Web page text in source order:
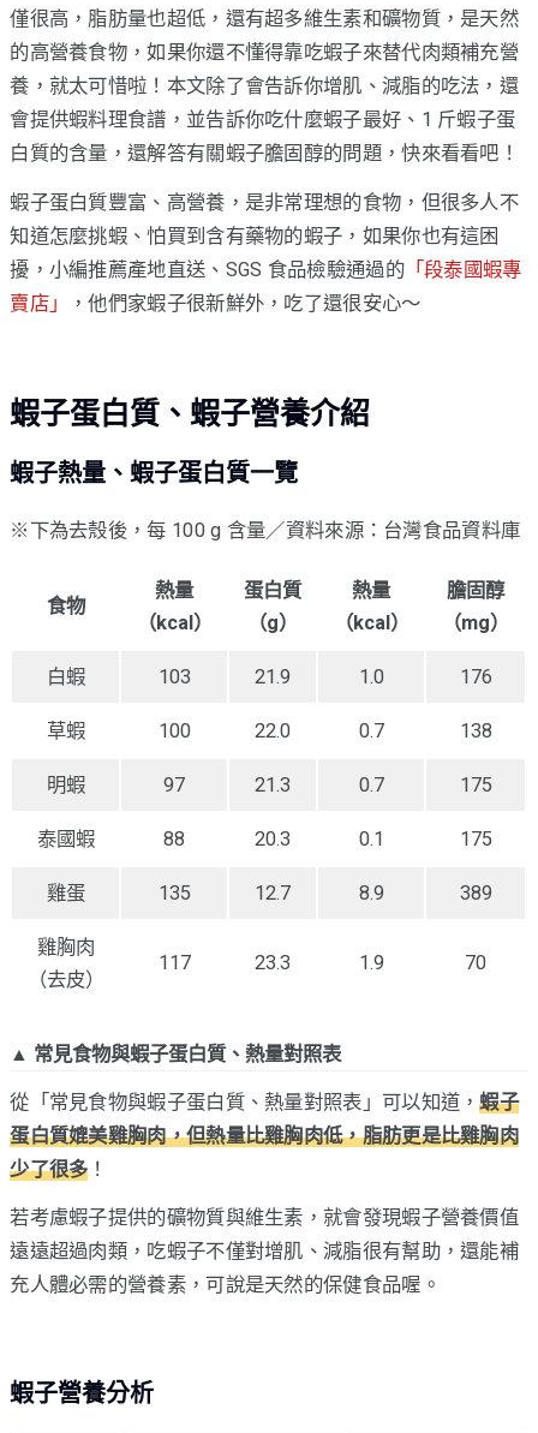
僅很高，脂肪量也超低，還有超多維生素和礦物質，是天然
的高營養食物，如果你還不懂得靠吃蝦子來替代肉類補充營
養，就太可惜啦！本文除了會告訴你增肌、減脂的吃法，還
會提供蝦料理食譜，並告訴你吃什麼蝦子最好、1 斤蝦子蛋
白質的含量，還解答有關蝦子膽固醇的問題，快來看看吧！
蝦子蛋白質豐富、高營養，是非常理想的食物，但很多人不
知道怎麼挑蝦、怕買到含有藥物的蝦子，如果你也有這困
擾，小編推薦產地直送、SGS 食品檢驗通過的「段泰國蝦專
賣店」
，他們家蝦子很新鮮外，吃了還很安心～
蝦子蛋白質、蝦子營養介紹
蝦子熱量、蝦子蛋白質一覽
※下為去殼後，每 100 g 含量／資料來源：台灣食品資料庫
食物
熱量
（kcal）
蛋白質
（g）
熱量
（kcal）
膽固醇
（mg）
白蝦 103 21.9 1.0 176
草蝦 100 22.0 0.7 138
明蝦 97 21.3 0.7 175
泰國蝦 88 20.3 0.1 175
雞蛋 135 12.7 8.9 389
雞胸肉
（去皮）
117 23.3 1.9 70
▲ 常見食物與蝦子蛋白質、熱量對照表
從「常見食物與蝦子蛋白質、熱量對照表」可以知道，蝦子
蛋白質媲美雞胸肉，但熱量比雞胸肉低，脂肪更是比雞胸肉
少了很多 ！
若考慮蝦子提供的礦物質與維生素，就會發現蝦子營養價值
遠遠超過肉類，吃蝦子不僅對增肌、減脂很有幫助，還能補
充人體必需的營養素，可說是天然的保健食品喔。
蝦子營養分析